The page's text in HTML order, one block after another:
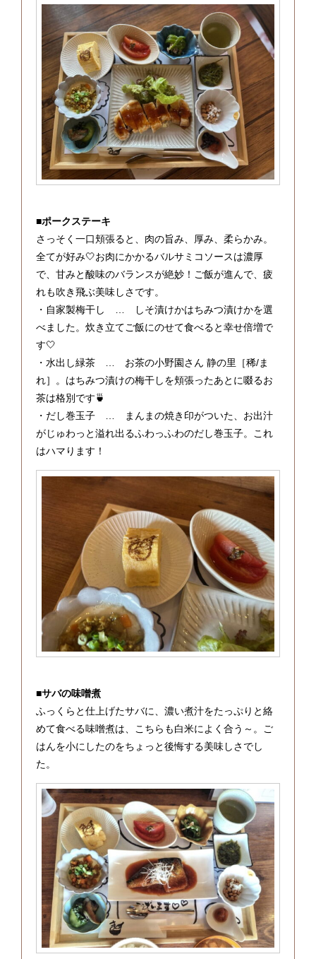
■ポークステーキ
さっそく一口頬張ると、肉の旨み、厚み、柔らかみ。
全てが好み🤍お肉にかかるバルサミコソースは濃厚
で、甘みと酸味のバランスが絶妙！ご飯が進んで、疲
れも吹き飛ぶ美味しさです。
・自家製梅干し … しそ漬けかはちみつ漬けかを選
べました。炊き立てご飯にのせて食べると幸せ倍増で
す🤍
・水出し緑茶 … お茶の小野園さん 静の里［稀/ま
れ］。はちみつ漬けの梅干しを頬張ったあとに啜るお
茶は格別です🍵
・だし巻玉子 … まんまの焼き印がついた、お出汁
がじゅわっと溢れ出るふわっふわのだし巻玉子。これ
はハマります！
■サバの味噌煮
ふっくらと仕上げたサバに、濃い煮汁をたっぷりと絡
めて食べる味噌煮は、こちらも白米によく合う～。ご
はんを小にしたのをちょっと後悔する美味しさでし
た。